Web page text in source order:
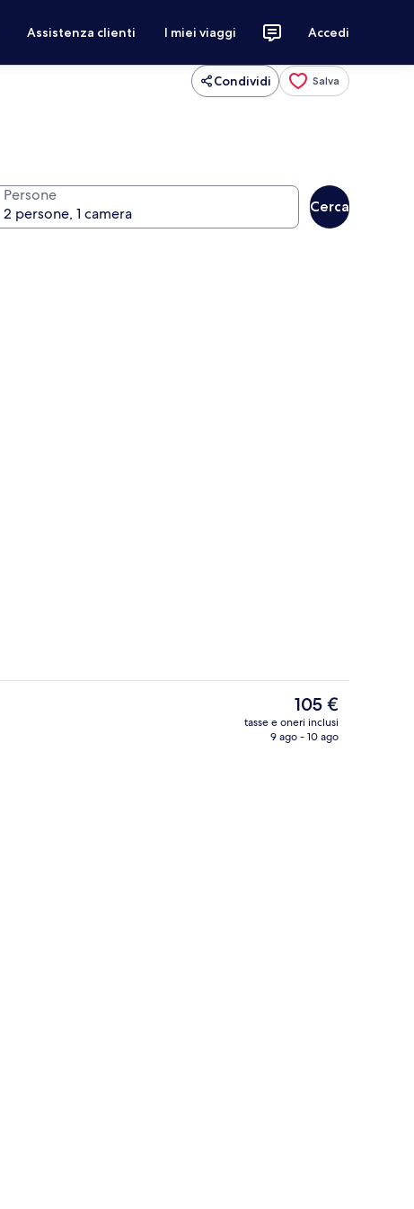
Assistenza clienti I miei viaggi Accedi
Condividi Salva
Persone
Cerca
Facciata della struttura
Il
prezzo
attuale
105 €
tasse e oneri inclusi
9 ago - 10 ago